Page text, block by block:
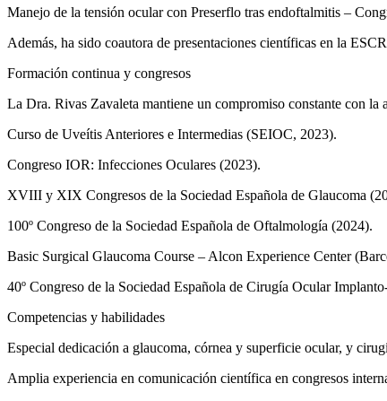
Manejo de la tensión ocular con Preserflo tras endoftalmitis –
Además, ha sido coautora de presentaciones científicas en la
Formación continua y congresos
La Dra. Rivas Zavaleta mantiene un compromiso constante con la
Curso de Uveítis Anteriores e Intermedias (SEIOC, 2023).
Congreso IOR: Infecciones Oculares (2023).
XVIII y XIX Congresos de la Sociedad Española de Glaucoma
100º Congreso de la Sociedad Española de Oftalmología (2024).
Basic Surgical Glaucoma Course – Alcon Experience Center
40º Congreso de la Sociedad Española de Cirugía Ocular
Competencias y habilidades
Especial dedicación a glaucoma, córnea y superficie ocular, y
Amplia experiencia en comunicación científica en congresos